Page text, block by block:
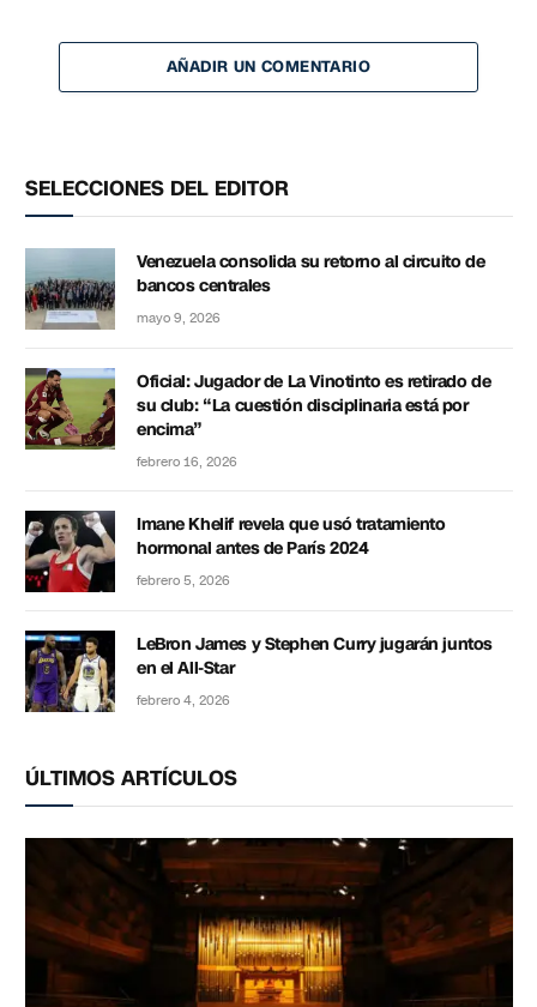
AÑADIR UN COMENTARIO
SELECCIONES DEL EDITOR
Venezuela consolida su retorno al circuito de
bancos centrales
mayo 9, 2026
Oficial: Jugador de La Vinotinto es retirado de
su club: “La cuestión disciplinaria está por
encima”
febrero 16, 2026
Imane Khelif revela que usó tratamiento
hormonal antes de París 2024
febrero 5, 2026
LeBron James y Stephen Curry jugarán juntos
en el All-Star
febrero 4, 2026
ÚLTIMOS ARTÍCULOS